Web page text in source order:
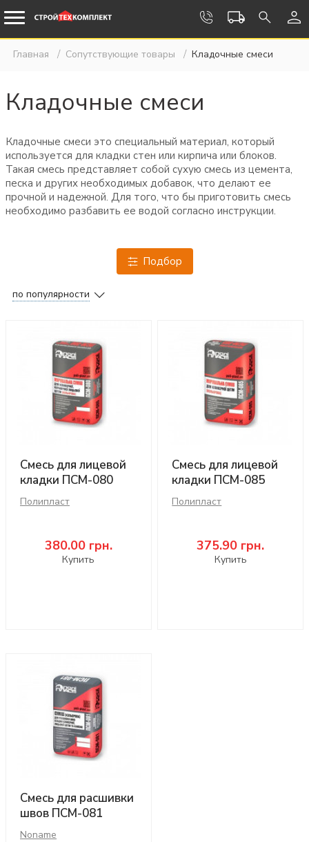
Главная Сопутствующие товары Кладочные смеси
Кладочные смеси
Кладочные смеси это специальный материал, который
используется для кладки стен или кирпича или блоков.
Такая смесь представляет собой сухую смесь из цемента,
песка и других необходимых добавок, что делают ее
прочной и надежной. Для того, что бы приготовить смесь
необходимо разбавить ее водой согласно инструкции.
Подбор
по популярности
Смесь для лицевой
кладки ПСМ-080
Полипласт
380.00грн.
Купить
Смесь для лицевой
кладки ПСМ-085
Полипласт
375.90 грн.
Купить
Смесь для расшивки
швов ПСМ-081
Noname